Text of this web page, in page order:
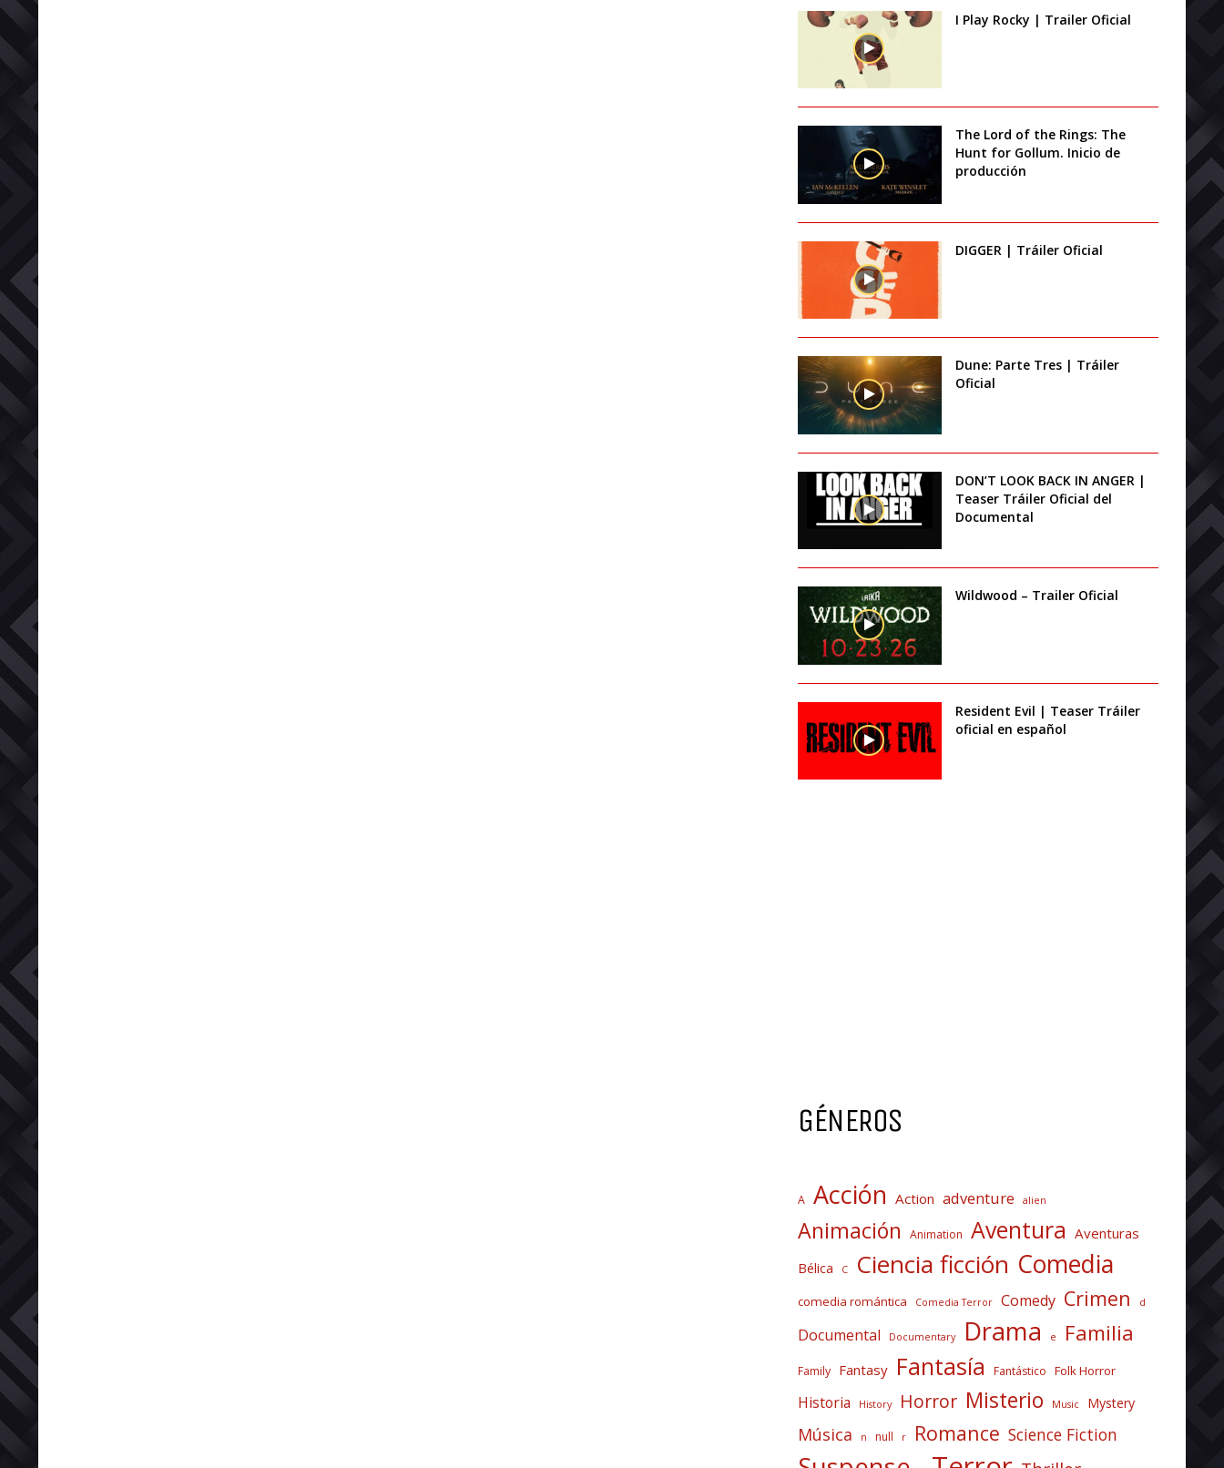
I Play Rocky | Trailer Oficial
The Lord of the Rings: The
Hunt for Gollum. Inicio de
producción
DIGGER | Tráiler Oficial
Dune: Parte Tres | Tráiler
Oficial
DON’T LOOK BACK IN ANGER |
Teaser Tráiler Oficial del
Documental
Wildwood – Trailer Oficial
Resident Evil | Teaser Tráiler
oficial en español
GÉNEROS
A Acción Action adventure alien
Animación Animation Aventura Aventuras
Bélica C Ciencia ficción Comedia
comedia romántica Comedia Terror Comedy Crimen d
Documental Documentary Drama e Familia
Family Fantasy Fantasía Fantástico Folk Horror
Historia History Horror Misterio Music Mystery
Música n null r Romance Science Fiction